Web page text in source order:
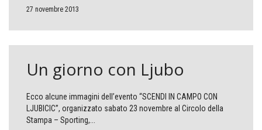
27 novembre 2013
Un giorno con Ljubo
Ecco alcune immagini dell’evento “SCENDI IN CAMPO CON
LJUBICIC”, organizzato sabato 23 novembre al Circolo della
Stampa – Sporting,...